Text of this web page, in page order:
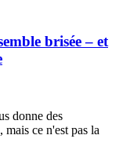
brisée – et
donne des
mais ce n'est pas la